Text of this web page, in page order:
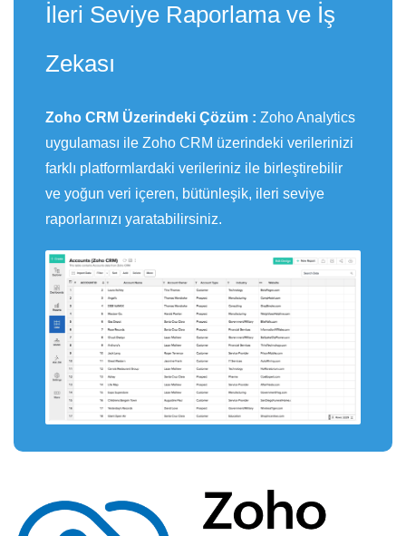
İleri Seviye Raporlama ve İş
Zekası
Zoho CRM Üzerindeki Çözüm : Zoho Analytics
uygulaması ile Zoho CRM üzerindeki verilerinizi
farklı platformlardaki verileriniz ile birleştirebilir
ve yoğun veri içeren, bütünleşik, ileri seviye
raporlarınızı yaratabilirsiniz.